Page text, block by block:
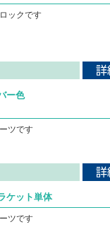
ックです
ー色
ツです
ケット単体
ツです